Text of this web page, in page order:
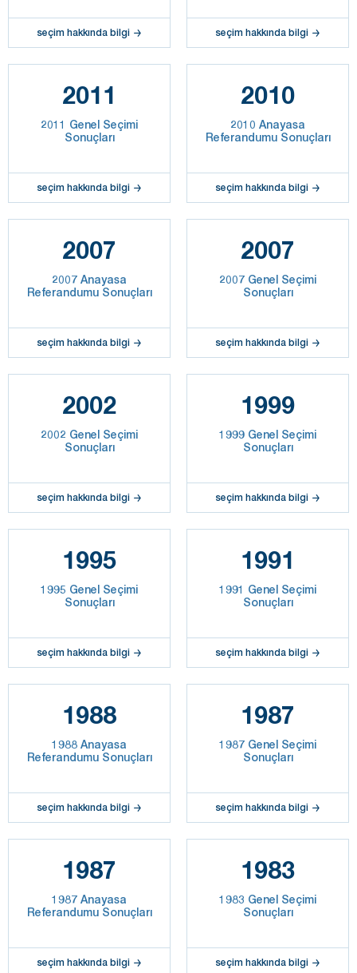
seçim hakkında bilgi seçim hakkında bilgi
2011
2011 Genel Seçimi
Sonuçları
seçim hakkında bilgi
2010
2010 Anayasa
Referandumu Sonuçları
seçim hakkında bilgi
2007
2007 Anayasa
Referandumu Sonuçları
seçim hakkında bilgi
2007
2007 Genel Seçimi
Sonuçları
seçim hakkında bilgi
2002
2002 Genel Seçimi
Sonuçları
seçim hakkında bilgi
1999
1999 Genel Seçimi
Sonuçları
seçim hakkında bilgi
1995
1995 Genel Seçimi
Sonuçları
seçim hakkında bilgi
1991
1991 Genel Seçimi
Sonuçları
seçim hakkında bilgi
1988
1988 Anayasa
Referandumu Sonuçları
seçim hakkında bilgi
1987
1987 Genel Seçimi
Sonuçları
seçim hakkında bilgi
1987
1987 Anayasa
Referandumu Sonuçları
seçim hakkında bilgi
1983
1983 Genel Seçimi
Sonuçları
seçim hakkında bilgi